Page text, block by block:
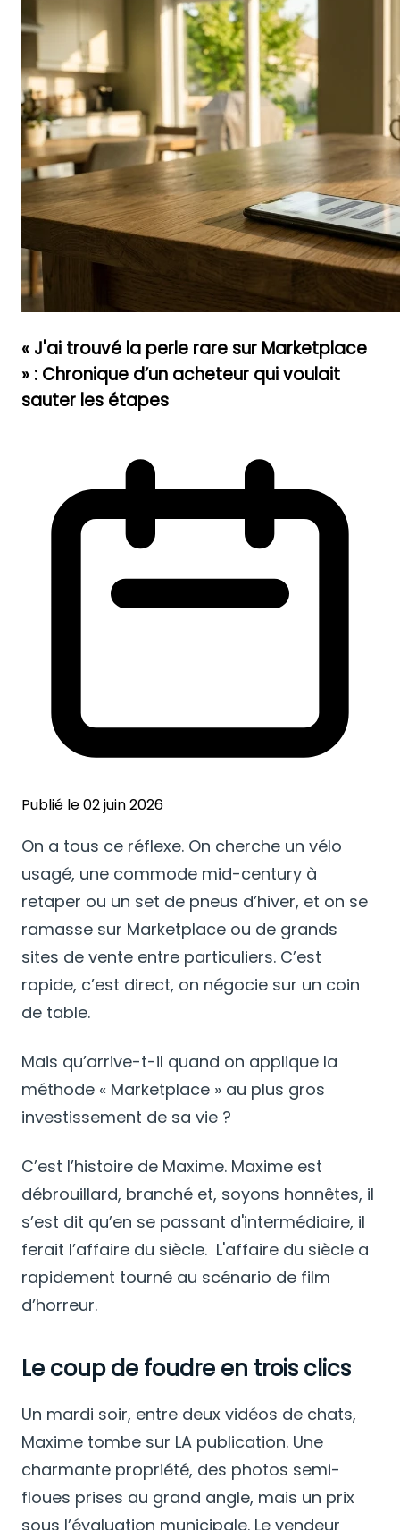
« J'ai trouvé la perle rare sur Marketplace
» : Chronique d’un acheteur qui voulait
sauter les étapes
Publié le 02 juin 2026
On a tous ce réflexe. On cherche un vélo
usagé, une commode mid-century à
retaper ou un set de pneus d’hiver, et on se
ramasse sur Marketplace ou de grands
sites de vente entre particuliers. C’est
rapide, c’est direct, on négocie sur un coin
de table.
Mais qu’arrive-t-il quand on applique la
méthode « Marketplace » au plus gros
investissement de sa vie ?
C’est l’histoire de Maxime. Maxime est
débrouillard, branché et, soyons honnêtes, il
s’est dit qu’en se passant d'intermédiaire, il
ferait l’affaire du siècle. L'affaire du siècle a
rapidement tourné au scénario de film
d’horreur.
Le coup de foudre en trois clics
Un mardi soir, entre deux vidéos de chats,
Maxime tombe sur LA publication. Une
charmante propriété, des photos semi-
floues prises au grand angle, mais un prix
sous l’évaluation municipale. Le vendeur